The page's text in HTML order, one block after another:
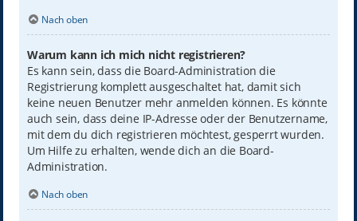
Nach oben
Warum kann ich mich nicht registrieren?
Es kann sein, dass die Board-Administration die
Registrierung komplett ausgeschaltet hat, damit sich
keine neuen Benutzer mehr anmelden können. Es könnte
auch sein, dass deine IP-Adresse oder der Benutzername,
mit dem du dich registrieren möchtest, gesperrt wurden.
Um Hilfe zu erhalten, wende dich an die Board-
Administration.
Nach oben